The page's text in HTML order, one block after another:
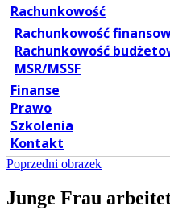
Rachunkowość
Rachunkowość
Rachunkowość
MSR/MSSF
Finanse
Prawo
Szkolenia
Kontakt
Poprzedni obrazek
Junge Frau